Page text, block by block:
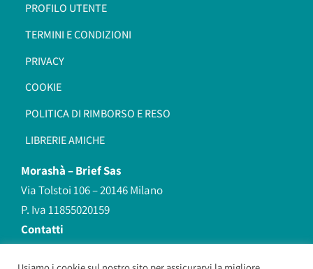
PROFILO UTENTE
TERMINI E CONDIZIONI
PRIVACY
COOKIE
POLITICA DI RIMBORSO E RESO
LIBRERIE AMICHE
Morashà –Brief Sas
Via Tolstoi 106 – 20146 Milano
P. Iva 11855020159
Contatti
redazione@morasha.it